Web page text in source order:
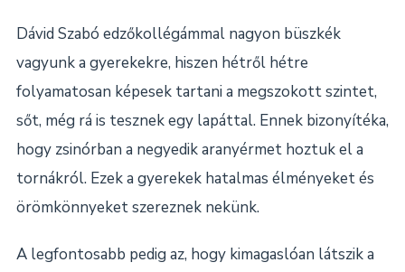
Dávid Szabó edzőkollégámmal nagyon büszkék
vagyunk a gyerekekre, hiszen hétről hétre
folyamatosan képesek tartani a megszokott szintet,
sőt, még rá is tesznek egy lapáttal. Ennek bizonyítéka,
hogy zsinórban a negyedik aranyérmet hoztuk el a
tornákról. Ezek a gyerekek hatalmas élményeket és
örömkönnyeket szereznek nekünk.
A legfontosabb pedig az, hogy kimagaslóan látszik a